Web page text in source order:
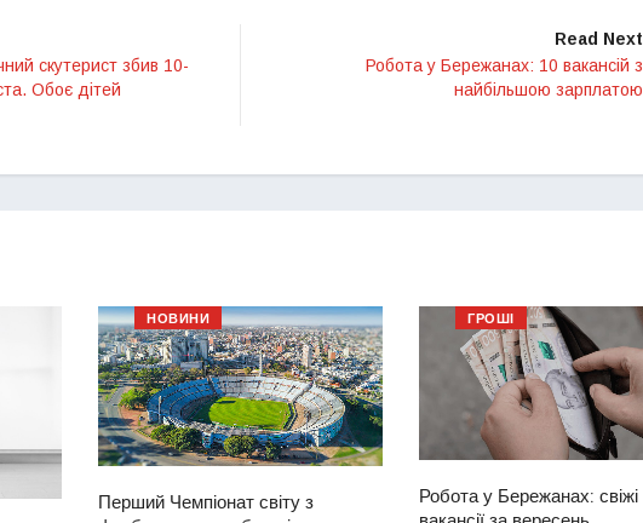
скутерист збив 10-
Обоє дітей
Read Next
Робота у Бережанах: 10 вакансій з
найбільшою зарплатою
НОВИНИ
Перший Чемпіонат світу з
ГРОШІ
Робота у Бережанах: свіжі